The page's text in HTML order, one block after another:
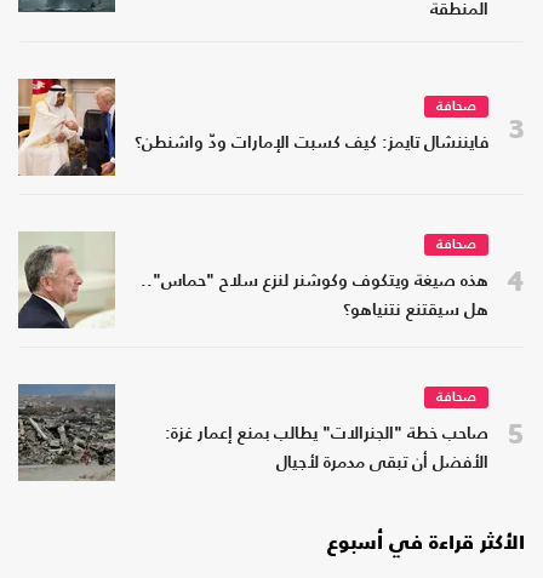
المنطقة
3
صحافة
فايننشال تايمز: كيف كسبت الإمارات ودّ واشنطن؟
4
صحافة
هذه صيغة ويتكوف وكوشنر لنزع سلاح "حماس"..
هل سيقتنع نتنياهو؟
5
صحافة
صاحب خطة "الجنرالات" يطالب بمنع إعمار غزة:
الأفضل أن تبقى مدمرة لأجيال
الأكثر قراءة في أسبوع